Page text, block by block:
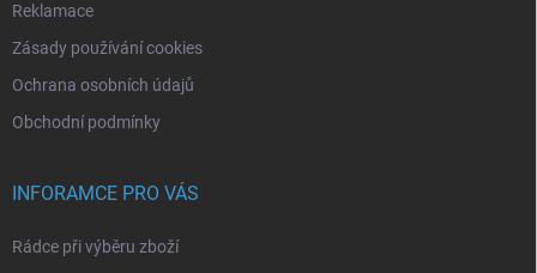
Reklamace
Zásady používání cookies
Ochrana osobních údajů
Obchodní podmínky
INFORAMCE PRO VÁS
Rádce při výběru zboží